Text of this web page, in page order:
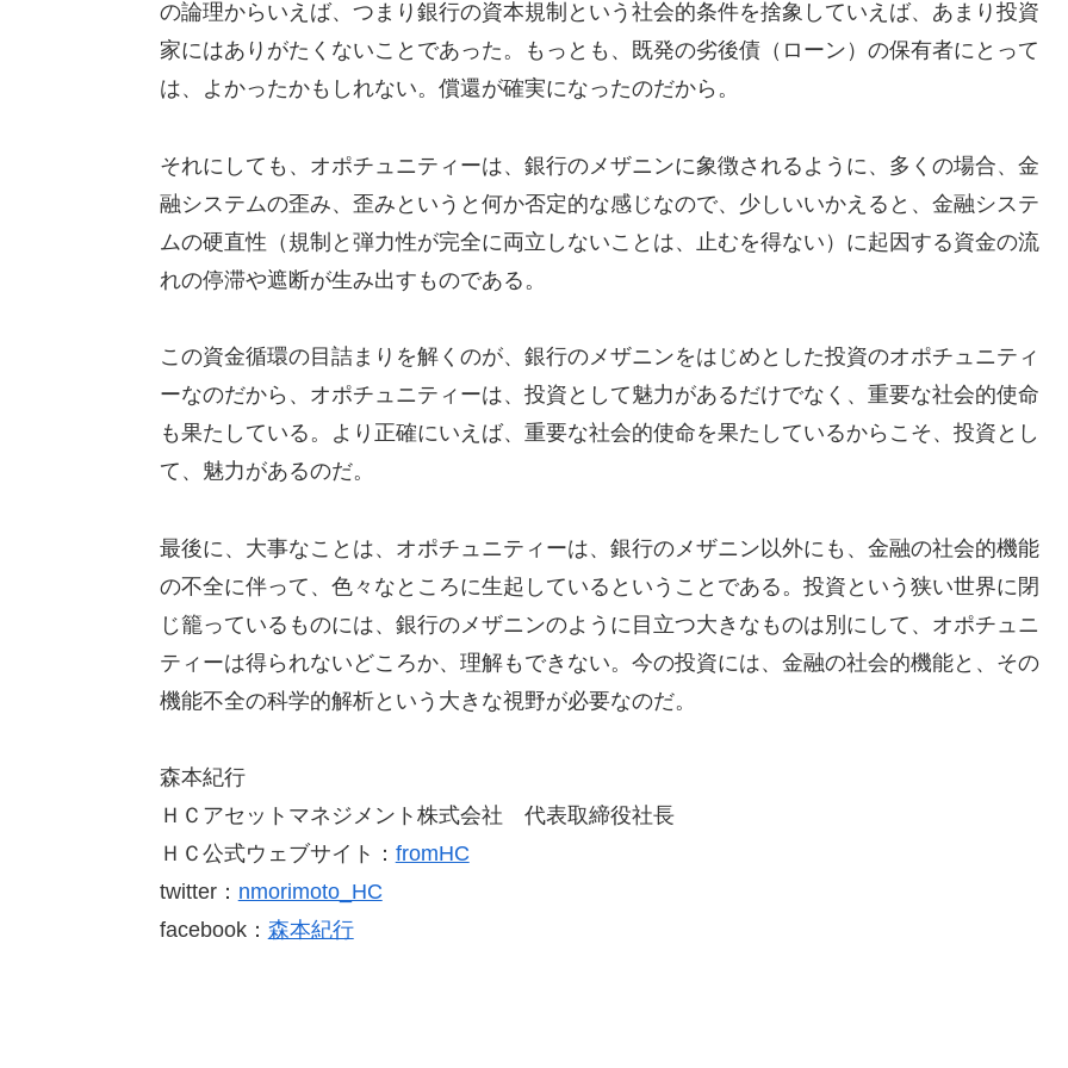
の論理からいえば、つまり銀行の資本規制という社会的条件を捨象していえば、あまり投資
家にはありがたくないことであった。もっとも、既発の劣後債（ローン）の保有者にとって
は、よかったかもしれない。償還が確実になったのだから。
それにしても、オポチュニティーは、銀行のメザニンに象徴されるように、多くの場合、金
融システムの歪み、歪みというと何か否定的な感じなので、少しいいかえると、金融システ
ムの硬直性（規制と弾力性が完全に両立しないことは、止むを得ない）に起因する資金の流
れの停滞や遮断が生み出すものである。
この資金循環の目詰まりを解くのが、銀行のメザニンをはじめとした投資のオポチュニティ
ーなのだから、オポチュニティーは、投資として魅力があるだけでなく、重要な社会的使命
も果たしている。より正確にいえば、重要な社会的使命を果たしているからこそ、投資とし
て、魅力があるのだ。
最後に、大事なことは、オポチュニティーは、銀行のメザニン以外にも、金融の社会的機能
の不全に伴って、色々なところに生起しているということである。投資という狭い世界に閉
じ籠っているものには、銀行のメザニンのように目立つ大きなものは別にして、オポチュニ
ティーは得られないどころか、理解もできない。今の投資には、金融の社会的機能と、その
機能不全の科学的解析という大きな視野が必要なのだ。
森本紀行
ＨＣアセットマネジメント株式会社 代表取締役社長
ＨＣ公式ウェブサイト： fromHC
twitter： nmorimoto_HC
facebook： 森本紀行